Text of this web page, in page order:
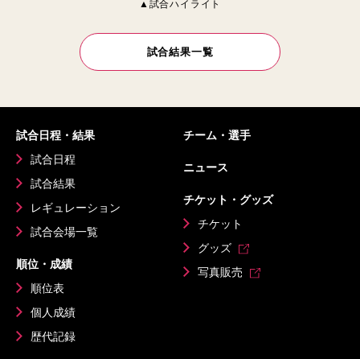
▲試合ハイライト
試合結果一覧
試合日程・結果
試合日程
試合結果
レギュレーション
試合会場一覧
順位・成績
順位表
個人成績
歴代記録
チーム・選手
ニュース
チケット・グッズ
チケット
グッズ
写真販売